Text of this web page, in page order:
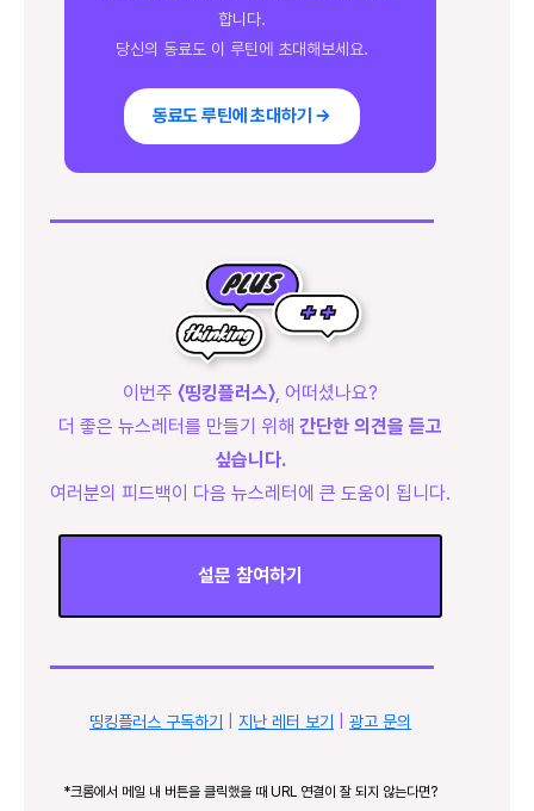
합니다.
당신의 동료도 이 루틴에 초대해보세요.
동료도 루틴에 초대하기 →
이번주 〈띵킹플러스〉 , 어떠셨나요?
더 좋은 뉴스레터를 만들기 위해 간단한 의견을 듣고
싶습니다.
여러분의 피드백이 다음 뉴스레터에 큰 도움이 됩니다.
설문 참여하기
띵킹플러스 구독하기 지난 레터 보기 광고 문의
*크롬에서 메일 내 버튼을 클릭했을 때 URL 연결이 잘 되지 않는다면?